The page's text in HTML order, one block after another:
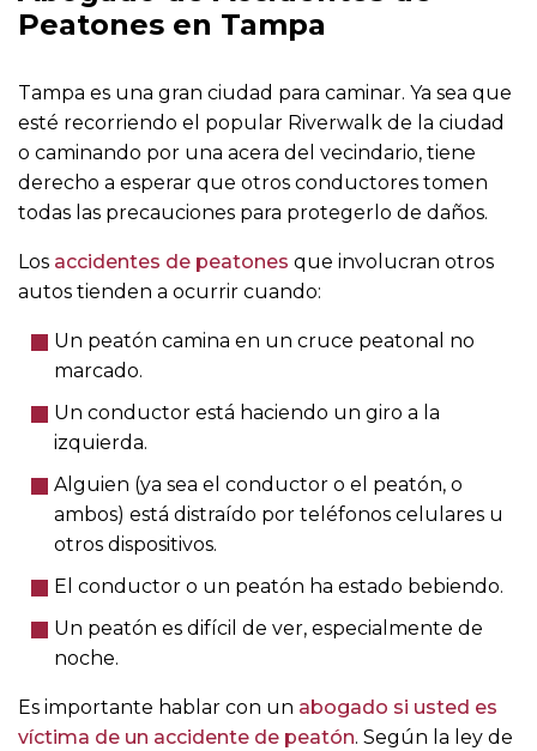
Peatones en Tampa
Tampa es una gran ciudad para caminar. Ya sea que
esté recorriendo el popular Riverwalk de la ciudad
o caminando por una acera del vecindario, tiene
derecho a esperar que otros conductores tomen
todas las precauciones para protegerlo de daños.
Los accidentes de peatones que involucran otros
autos tienden a ocurrir cuando:
Un peatón camina en un cruce peatonal no
marcado.
Un conductor está haciendo un giro a la
izquierda.
Alguien (ya sea el conductor o el peatón, o
ambos) está distraído por teléfonos celulares u
otros dispositivos.
El conductor o un peatón ha estado bebiendo.
Un peatón es difícil de ver, especialmente de
noche.
Es importante hablar con un abogado si usted es
víctima de un accidente de peatón. Según la ley de